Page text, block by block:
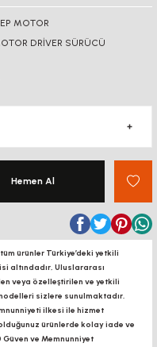
MOTOR
DRİVER SÜRÜCÜ
Hemen Al
ürünler Türkiye’deki yetkili
altındadır, Uluslararası
veya özelleştirilen ve yetkili
sizlere sunulmaktadır.
ilkesi ile hizmet
ürünlerde kolay iade ve
ve Memnunniyet